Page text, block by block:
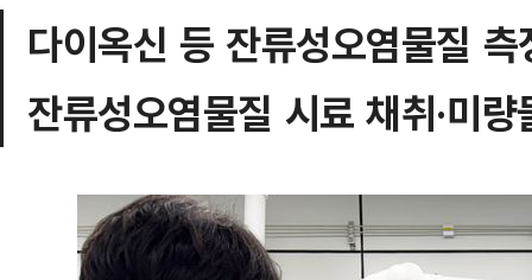
다이옥신 등 잔류성오염물질
잔류성오염물질 시료 채취·미